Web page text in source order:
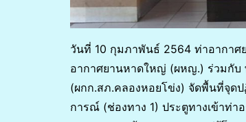
วันที่ 10 กุมภาพันธ์ 2564 ท่าอากาศ
อากาศยานหาดใหญ่ (ผหญ.) ร่วมกับ
(ผกก.สภ.คลองหอยโข่ง) จัดพื้นที่จุด
การณ์ (ช่องทาง 1) ประตูทางเข้าท่